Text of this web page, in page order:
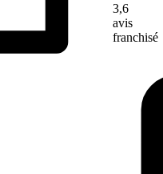
3,6
avis
franchisé